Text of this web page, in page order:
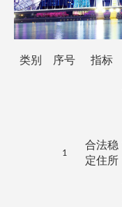
类别 序号 指标
1
合法稳
定住所